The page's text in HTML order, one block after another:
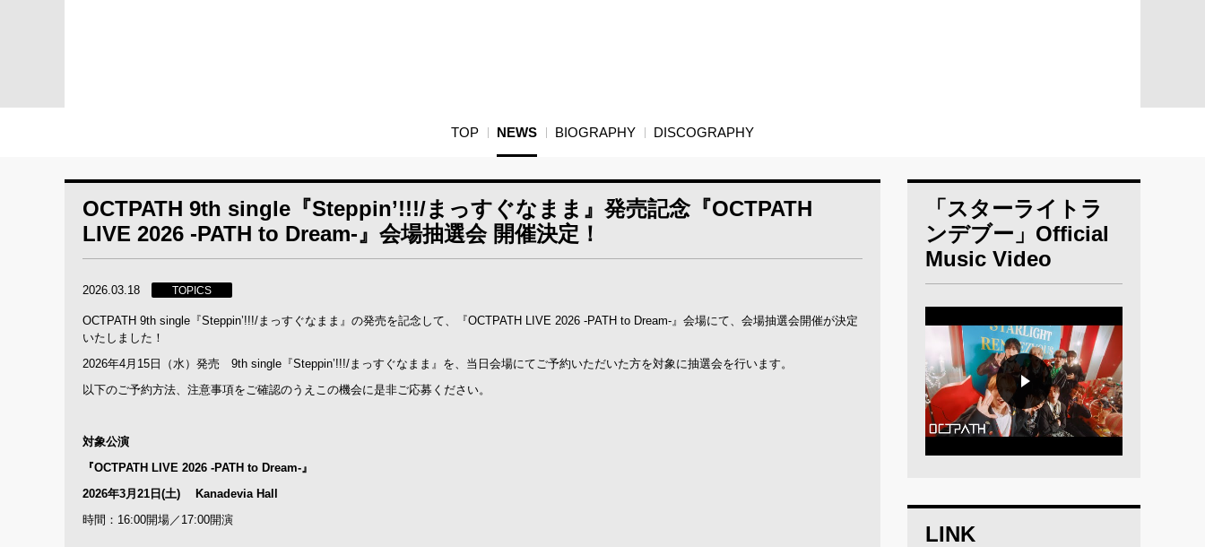
TOP NEWS BIOGRAPHY DISCOGRAPHY
OCTPATH 9th single『Steppin’!!!/まっすぐなまま』発売記念『OCTPATH
LIVE 2026 -PATH to Dream-』会場抽選会 開催決定！
2026.03.18 TOPICS
OCTPATH 9th single『Steppin’!!!/まっすぐなまま』の発売を記念して、『OCTPATH LIVE 2026 -PATH to Dream-』会場にて、会場抽選会開催が決定
いたしました！
2026年4月15日（水）発売 9th single『Steppin’!!!/まっすぐなまま』を、当日会場にてご予約いただいた方を対象に抽選会を行います。
以下のご予約方法、注意事項をご確認のうえこの機会に是非ご応募ください。
対象公演
『OCTPATH LIVE 2026 -PATH to Dream-』
2026年3月21日(土) Kanadevia Hall
時間：16:00開場／17:00開演
「スターライトラ
ンデブー」Official
Music Video
LINK